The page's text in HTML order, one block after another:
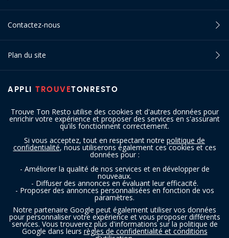
Trouve Ton Resto utilise des cookies et d'autres données pour
enrichir votre expérience et proposer des services en s'assurant
qu'ils fonctionnent correctement.
Si vous acceptez, tout en respectant notre politique de
confidentialité, nous utiliserons également ces cookies et ces
données pour :
- Améliorer la qualité de nos services et en développer de
nouveaux.
- Diffuser des annonces en évaluant leur efficacité.
- Proposer des annonces personnalisées en fonction de vos
paramètres.
Notre partenaire Google peut également utiliser vos données
pour personnaliser votre expérience et vous proposer différents
services. Vous trouverez plus d'informations sur la politique de
Google dans leurs règles de confidentialité et conditions
APPLI TROUVETONRESTO
Contactez-nous
Plan du site
SUIVEZ-NOUS
Copyright © 2016 - 2026 trouvetonresto.be ‐ Tous droits réservés | JDC